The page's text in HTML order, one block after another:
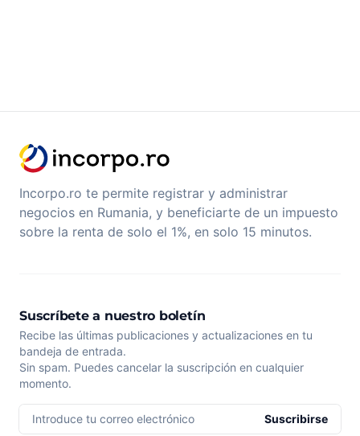
Incorpo.ro te permite registrar y administrar
negocios en Rumania, y beneficiarte de un impuesto
sobre la renta de solo el 1%, en solo 15 minutos.
Suscríbete a nuestro boletín
Recibe las últimas publicaciones y actualizaciones en tu
bandeja de entrada.
Sin spam. Puedes cancelar la suscripción en cualquier
momento.
Introduce tu correo electrónico Suscribirse